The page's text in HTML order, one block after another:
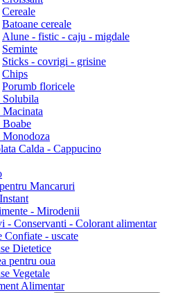
Cereale
Batoane cereale
Alune - fistic - caju - migdale
Seminte
Sticks - covrigi - grisine
Chips
Porumb floricele
Solubila
Macinata
Boabe
Monodoza
Calda - Cappucino
Mancaruri
- Mirodenii
- Conservanti - Colorant alimentar
Confiate - uscate
Dietetice
pentru oua
Vegetale
Alimentar